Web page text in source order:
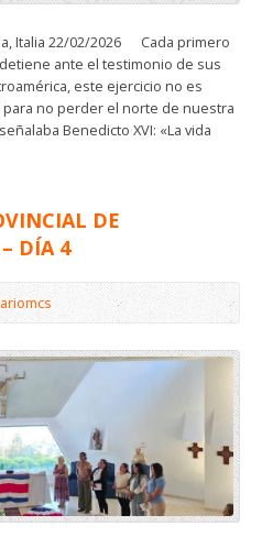
Italia 22/02/2026 Cada primero
ante el testimonio de sus
este ejercicio no es
no perder el norte de nuestra
Benedicto XVI: «La vida
DE
DÍA 4